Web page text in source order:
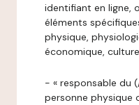
identifiant en ligne,
éléments
physique,
économique,
- « responsable du
personne physique